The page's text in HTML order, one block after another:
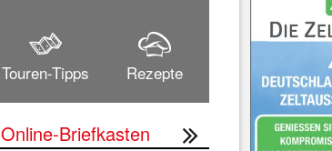
Touren-Tipps Rezepte
Online-Briefkasten